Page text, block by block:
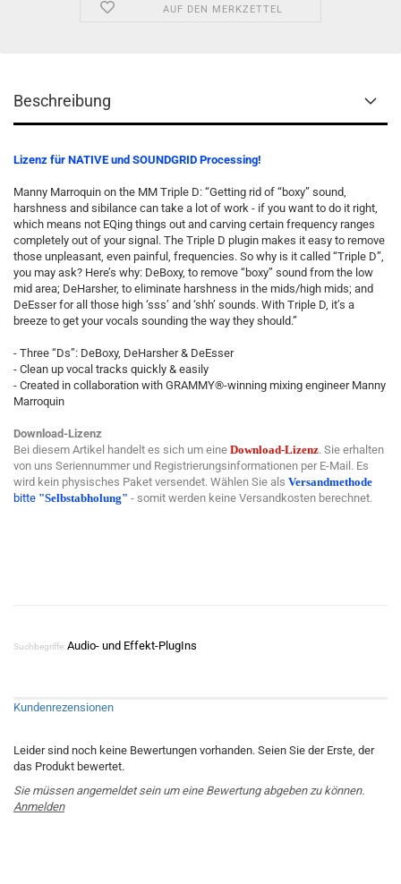
AUF DEN MERKZETTEL
Beschreibung
Lizenz für NATIVE und SOUNDGRID Processing!
Manny Marroquin on the MM Triple D: “Getting rid of “boxy” sound,
harshness and sibilance can take a lot of work - if you want to do it right,
which means not EQing things out and carving certain frequency ranges
completely out of your signal. The Triple D plugin makes it easy to remove
those unpleasant, even painful, frequencies. So why is it called “Triple D”,
you may ask? Here’s why: DeBoxy, to remove “boxy” sound from the low
mid area; DeHarsher, to eliminate harshness in the mids/high mids; and
DeEsser for all those high ‘sss’ and ‘shh’ sounds. With Triple D, it’s a
breeze to get your vocals sounding the way they should.”
- Three “Ds”: DeBoxy, DeHarsher & DeEsser
- Clean up vocal tracks quickly & easily
- Created in collaboration with GRAMMY®-winning mixing engineer Manny
Marroquin
Download-Lizenz
Bei diesem Artikel handelt es sich um eine Download-Lizenz. Sie erhalten
von uns Seriennummer und Registrierungsinformationen per E-Mail. Es
wird kein physisches Paket versendet. Wählen Sie als Versandmethode
bitte "Selbstabholung" - somit werden keine Versandkosten berechnet.
Suchbegriffe:Audio- und Effekt-PlugIns
Kundenrezensionen
Leider sind noch keine Bewertungen vorhanden. Seien Sie der Erste, der
das Produkt bewertet.
Sie müssen angemeldet sein um eine Bewertung abgeben zu können.
Anmelden